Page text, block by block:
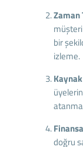
Zaman
bir
izleme.
doğru